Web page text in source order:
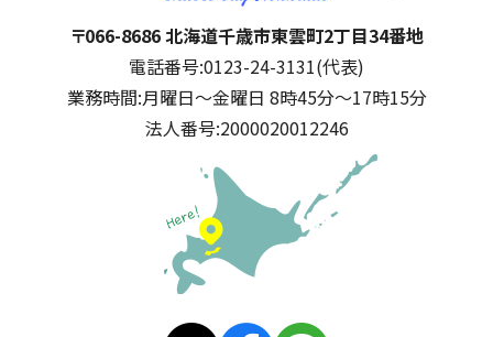
千歳市
住所:
〒066-8686 北海道千歳市東雲町2丁目34番地
電話番号:0123-24-3131(代表)
業務時間:月曜日～金曜日 8時45分～17時15分
法人番号:2000020012246